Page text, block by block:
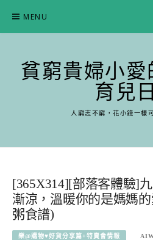
content
MENU
貧窮貴婦小愛
育兒
人窮志不窮，花小錢一樣
[365X314][部落客體驗]
漸涼，溫暖你的是媽媽
粥食譜)
樂@購物♥好貨分享篇+特賣會情報